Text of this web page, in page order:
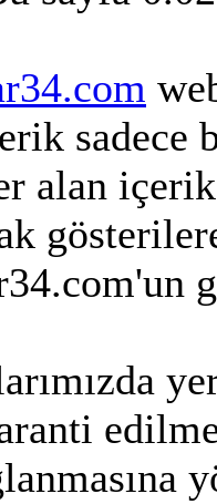
sadece
alan